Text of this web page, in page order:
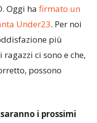
Oggi ha firmato un
Under23. Per noi
più
ci sono e che,
possono
i prossimi